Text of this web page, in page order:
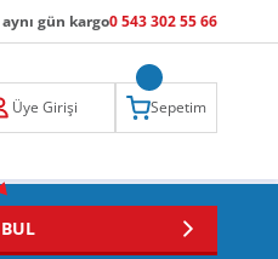
aynı gün kargo0 543 302 55 66
Üye Girişi Sepetim
BUL